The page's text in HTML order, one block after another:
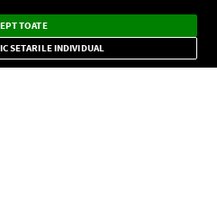
CONFIDENŢIALITATE
și alerte
×
TOATE
SETARILE INDIVIDUAL